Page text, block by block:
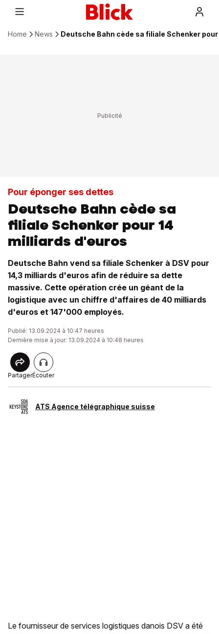
Home News Deutsche Bahn cède sa filiale Schenker
Pour éponger ses dettes
Deutsche Bahn cède sa
filiale Schenker pour 14
milliards d'euros
Deutsche Bahn vend sa filiale Schenker à DSV pour
14,3 milliards d'euros afin de réduire sa dette
massive. Cette opération crée un géant de la
logistique avec un chiffre d'affaires de 40 milliards
d'euros et 147'000 employés.
Publié: 13.09.2024 à 10:47 heures
Dernière mise à jour: 13.09.2024 à 10:48 heures
PartagerÉcouter
ATS Agence télégraphique suisse
Le fournisseur de services logistiques danois DSV a été